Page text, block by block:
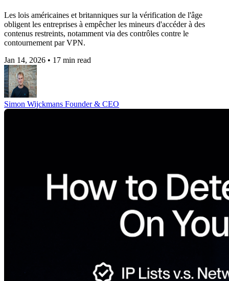
Les lois américaines et britanniques sur la vérification de l'âge
obligent les entreprises à empêcher les mineurs d'accéder à des
contenus restreints, notamment via des contrôles contre le
contournement par VPN.
Jan 14, 2026 • 17 min read
Simon Wijckmans Founder & CEO